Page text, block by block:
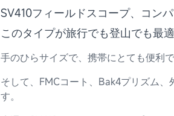
SV410フィールドスコープ、コン
このタイプが旅行でも登山でも最適
手のひらサイズで、携帯にとても便利で
そして、FMCコート、Bak4プリズム、
す。